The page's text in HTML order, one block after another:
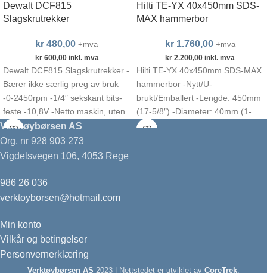
Dewalt DCF815
Slagskrutrekker
kr480,00 +mva
kr600,00inkl. mva
Dewalt DCF815 Slagskrutrekker -
Bærer ikke særlig preg av bruk
-0-2450rpm -1/4″ sekskant bits-
feste -10,8V -Netto maskin, uten
batteri og lader
Hilti TE-YX 40x450mm SDS-
MAX hammerbor
kr 1.760,00 +mva
kr 2.200,00 inkl. mva
Hilti TE-YX 40x450mm SDS-MAX
hammerbor -Nytt/U-
brukt/Emballert -Lengde: 450mm
(17-5/8″) -Diameter: 40mm (1-
9/16″) -Hilti artikkelnr. 2120427 -
Verktøybørsen AS
Org. nr 928 903 273
Vigdelsvegen 106, 4053 Rege
986 26 036
verktoyborsen@hotmail.com
Min konto
Vilkår og betingelser
Personvernerklæring
Verktøybørsen AS 2023 | Nettstedet er utviklet av CoreTrek.